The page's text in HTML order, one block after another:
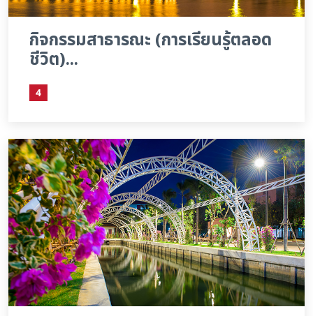
กิจกรรมสาธารณะ (การเรียนรู้ตลอด
ชีวิต)...
4